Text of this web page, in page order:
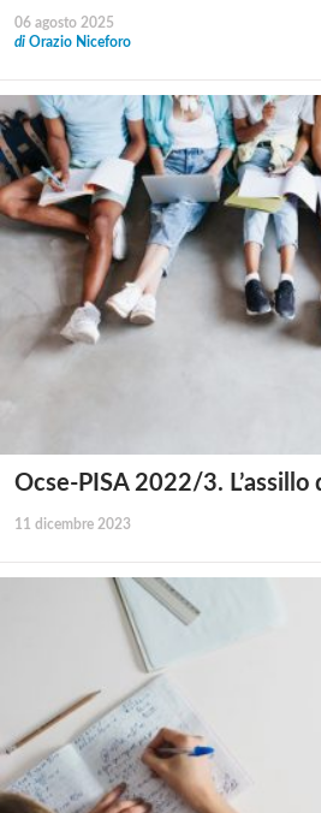
06 agosto 2025
di Orazio Niceforo
Ocse-PISA 2022/3. L’assillo
11 dicembre 2023